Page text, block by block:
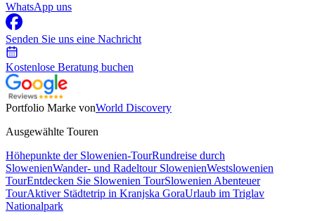
WhatsApp uns
Senden Sie uns eine Nachricht
Kostenlose Beratung buchen
Portfolio Marke vonWorld Discovery
Ausgewählte Touren
Höhepunkte der Slowenien-TourRundreise durch
SlowenienWander- und Radeltour SlowenienWestslowenien
TourEntdecken Sie Slowenien TourSlowenien Abenteuer
TourAktiver Städtetrip in Kranjska GoraUrlaub im Triglav
Nationalpark